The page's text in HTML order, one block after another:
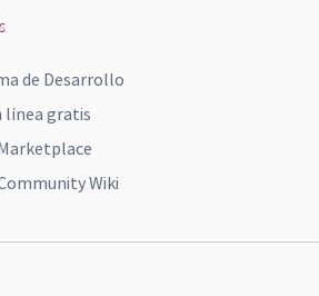
de Desarrollo
línea gratis
Wiki